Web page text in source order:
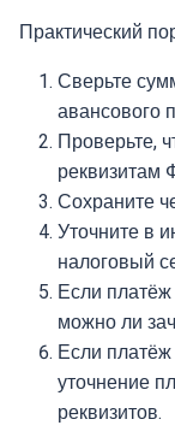
Практический
Сверьте
авансового
Проверьте,
реквизитам
Сохраните
Уточните в
налоговый
Если платёж
можно ли
Если
уточнение
реквизитов.